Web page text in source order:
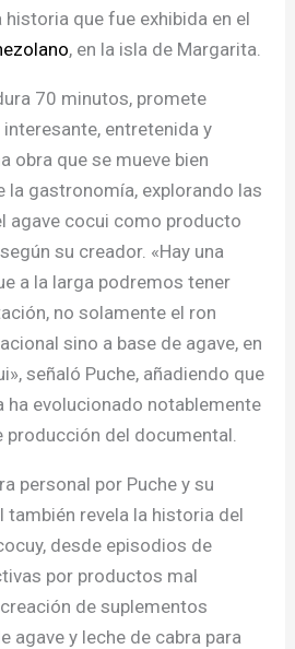
que fue exhibida en el
, en la isla de Margarita.
70 minutos, promete
entretenida y
obra que se mueve bien
la gastronomía, explorando las
agave cocui como producto
su creador. «Hay una
a la larga podremos tener
no solamente el ron
sino a base de agave, en
señaló Puche, añadiendo que
ha evolucionado notablemente
del documental.
personal por Puche y su
revela la historia del
desde episodios de
por productos mal
de suplementos
agave y leche de cabra para